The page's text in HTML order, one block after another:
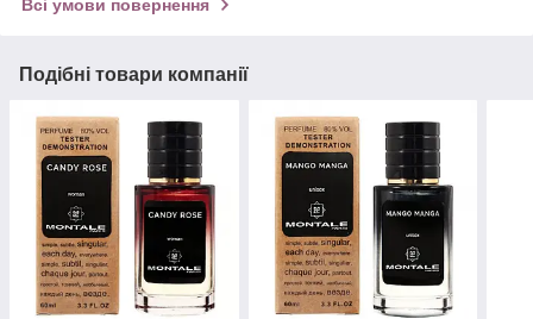
Всі умови повернення
Подібні товари компанії